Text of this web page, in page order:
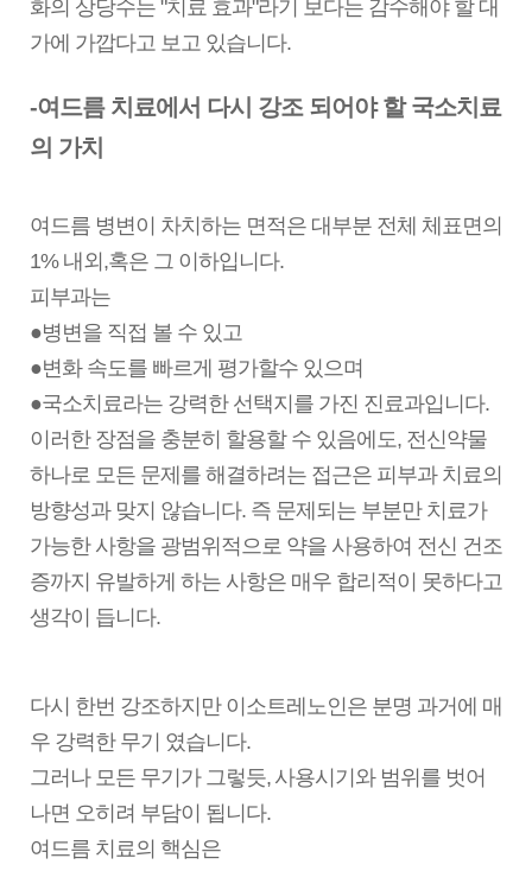
화의 상당수는 "치료 효과"라기 보다는 감수해야 할 대
가에 가깝다고 보고 있습니다.
-여드름 치료에서 다시 강조 되어야 할 국소치료
의 가치
여드름 병변이 차치하는 면적은 대부분 전체 체표면의
1% 내외,혹은 그 이하입니다.
피부과는
●병변을 직접 볼 수 있고
●변화 속도를 빠르게 평가할수 있으며
●국소치료라는 강력한 선택지를 가진 진료과입니다.
이러한 장점을 충분히 할용할 수 있음에도, 전신약물
하나로 모든 문제를 해결하려는 접근은 피부과 치료의
방향성과 맞지 않습니다. 즉 문제되는 부분만 치료가
가능한 사항을 광범위적으로 약을 사용하여 전신 건조
증까지 유발하게 하는 사항은 매우 합리적이 못하다고
생각이 듭니다.
다시 한번 강조하지만 이소트레노인은 분명 과거에 매
우 강력한 무기 였습니다.
그러나 모든 무기가 그렇듯, 사용시기와 범위를 벗어
나면 오히려 부담이 됩니다.
여드름 치료의 핵심은